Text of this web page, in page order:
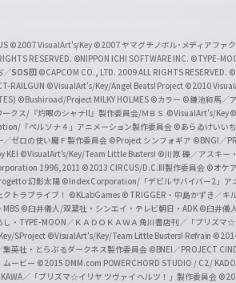
©2007 VisualArt's/Key ©2007 ヤマグチノボル･メディアファ
RESERVED. ©NIPPON ICHI SOFTWARE INC. ©TYPE-
／SOS団 ©CAPCOM CO., LTD. 2009 ALL RIGHTS RESERVED. ©
RAILGUN ©VisualArt's/Key/Angel Beats! Project ©2010
©Bushiroad/Project MILKY HOLMES ©カラー ©鎌池和馬／
ークス/『灼眼のシャナII』製作委員会/ＭＢＳ ©VisualArt's/Key
「ペルソナ４」アニメーション製作委員会 ©あらゐけいい
／ゼロの使い魔Ｆ製作委員会 ©Project シンフォギア ©BNGI／
KEI ©VisualArt's/Key/Team Little Busters! ©川原 礫／アスキー
1996,2011 ©2013 CIRCUS/D.C.III製作委員会 ©オケ
幻影太陽 ©Index Corporation/「デビルサバイバー2」ア
クトラブライブ！ ©KLabGames © TRIGGER・中島かずき／キ
MBS ©臼井儀人/双葉社・シンエイ・テレビ朝日・ADK ©臼井儀
し・TYPE-MOON／ＫＡＤＯＫＡＷＡ 角川書店刊／「プリズマ
SProject ©VisualArt's/Key/Team Little Busters! Refrain
集英社・とらぶるダークネス製作委員会 ©BNEI／PROJECT
ムービー ©2015 DMM.com POWERCHORD STUDIO / C2 /
／「プリズマ☆イリヤ ツヴァイ ヘルツ！」製作委員会